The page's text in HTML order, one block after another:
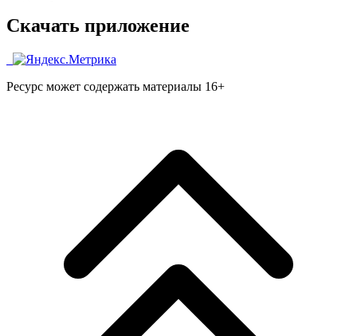
Скачать приложение
Ресурс может содержать материалы 16+